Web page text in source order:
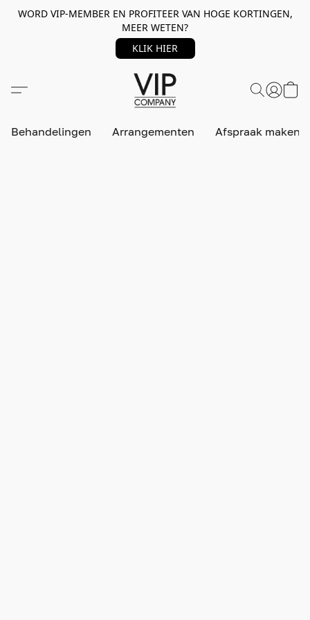
WORD VIP-MEMBER EN PROFITEER VAN HOGE KORTINGEN,
MEER WETEN?
KLIK HIER
Behandelingen Arrangementen Afspraak maken